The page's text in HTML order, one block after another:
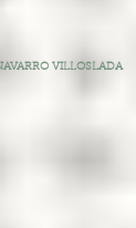
VILLOSLADA